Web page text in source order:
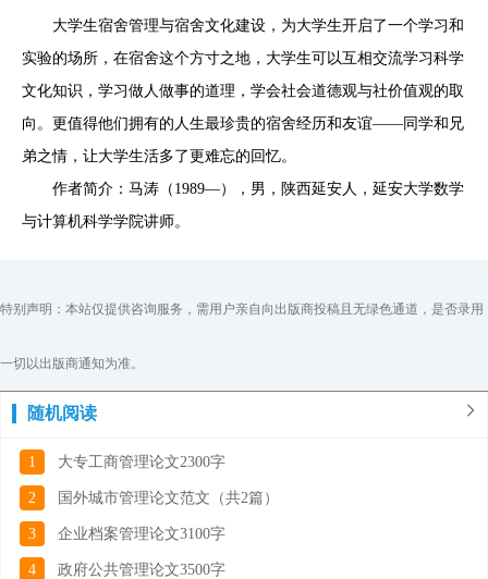
大学生宿舍管理与宿舍文化建设，为大学生开启了一个学习和
实验的场所，在宿舍这个方寸之地，大学生可以互相交流学习科学
文化知识，学习做人做事的道理，学会社会道德观与社价值观的取
向。更值得他们拥有的人生最珍贵的宿舍经历和友谊——同学和兄
弟之情，让大学生活多了更难忘的回忆。
作者简介：马涛（1989—），男，陕西延安人，延安大学数学
与计算机科学学院讲师。
特别声明：本站仅提供咨询服务，需用户亲自向出版商投稿且无绿色通道，是否录用
一切以出版商通知为准。
随机阅读
1 大专工商管理论文2300字
2 国外城市管理论文范文（共2篇）
3 企业档案管理论文3100字
4 政府公共管理论文3500字